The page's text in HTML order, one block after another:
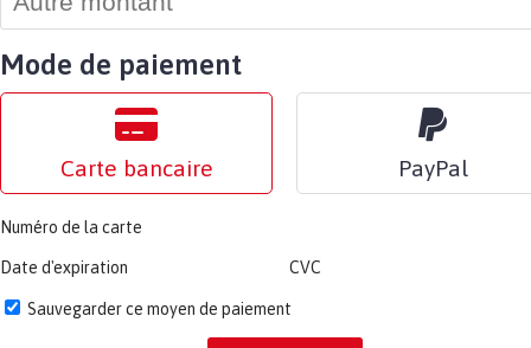
Mode de paiement
Carte bancaire PayPal
Numéro de la carte
Date d'expiration CVC
Sauvegarder ce moyen de paiement